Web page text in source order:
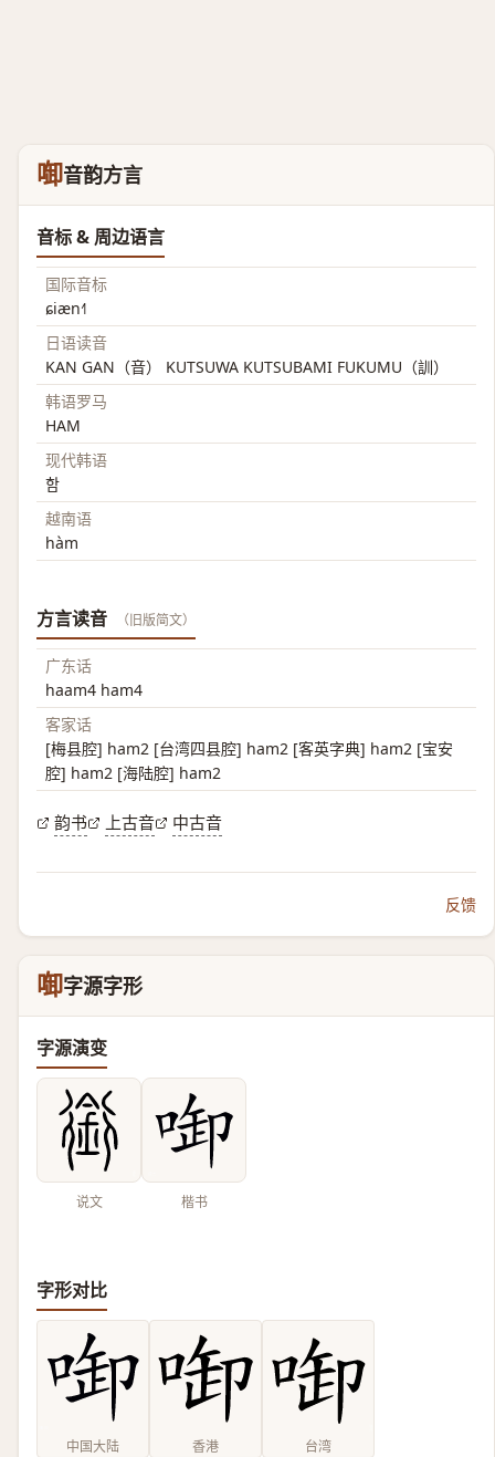
啣音韵方言
音标 & 周边语言
国际音标
ɕiæn˧˥
日语读音
KAN GAN（音） KUTSUWA KUTSUBAMI FUKUMU（訓）
韩语罗马
HAM
现代韩语
함
越南语
hàm
方言读音 （旧版简文）
广东话
haam4 ham4
客家话
[梅县腔] ham2 [台湾四县腔] ham2 [客英字典] ham2 [宝安
腔] ham2 [海陆腔] ham2
韵书 上古音 中古音
反馈
啣字源字形
字源演变
说文 楷书
字形对比
中国大陆 香港 台湾